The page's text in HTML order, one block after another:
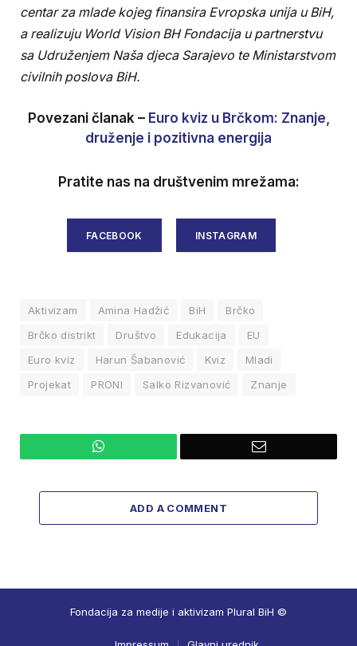
centar za mlade kojeg finansira Evropska unija u BiH,
a realizuju World Vision BH Fondacija u partnerstvu
sa Udruženjem Naša djeca Sarajevo te Ministarstvom
civilnih poslova BiH.
Povezani članak – Euro kviz u Brčkom: Znanje,
druženje i pozitivna energija
Pratite nas na društvenim mrežama:
FACEBOOK INSTAGRAM
Aktivizam Amina Hadžić BiH
Brčko
Brčko distrikt
Društvo Edukacija
EU
Euro kviz
Harun Šabanović Kviz
Mladi
Projekat
PRONI Salko Rizvanović Znanje
WhatsApp Email
ADD A COMMENT
Fondacija za medije i aktivizam Plural BiH ©